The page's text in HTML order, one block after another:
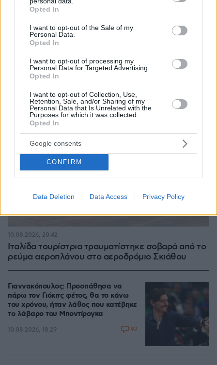
grant or deny consent to Google and its third-party tags to
use your data for below specified purposes in below Google
consent section.
Opted In
I want to opt-out of the Sale of my
Personal Data.
Opted In
I want to opt-out of processing my
Personal Data for Targeted Advertising.
Opted In
I want to opt-out of Collection, Use,
Retention, Sale, and/or Sharing of my
Personal Data that Is Unrelated with the
Purposes for which it was collected.
Opted In
Google consents
CONFIRM
Data Deletion Data Access Privacy Policy
Ιταλίδα τουρίστρια τραυματίστηκε σοβαρά από το
ρεύμα αεροπλάνου στο αεροδρόμιο Σκιάθου
10.08.2026, 20:42
Γιαννακόπουλος: Προσπάθησα να
πάρω τον Γιόκιτς φέτος, θα το κάνω
του χρόνου, ήταν λάθος που κατέβηκε
το λάβαρο του Μποντίρογκα
10.08.2026, 18:29 92